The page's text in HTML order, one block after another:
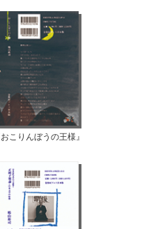
こりんぼうの王様』